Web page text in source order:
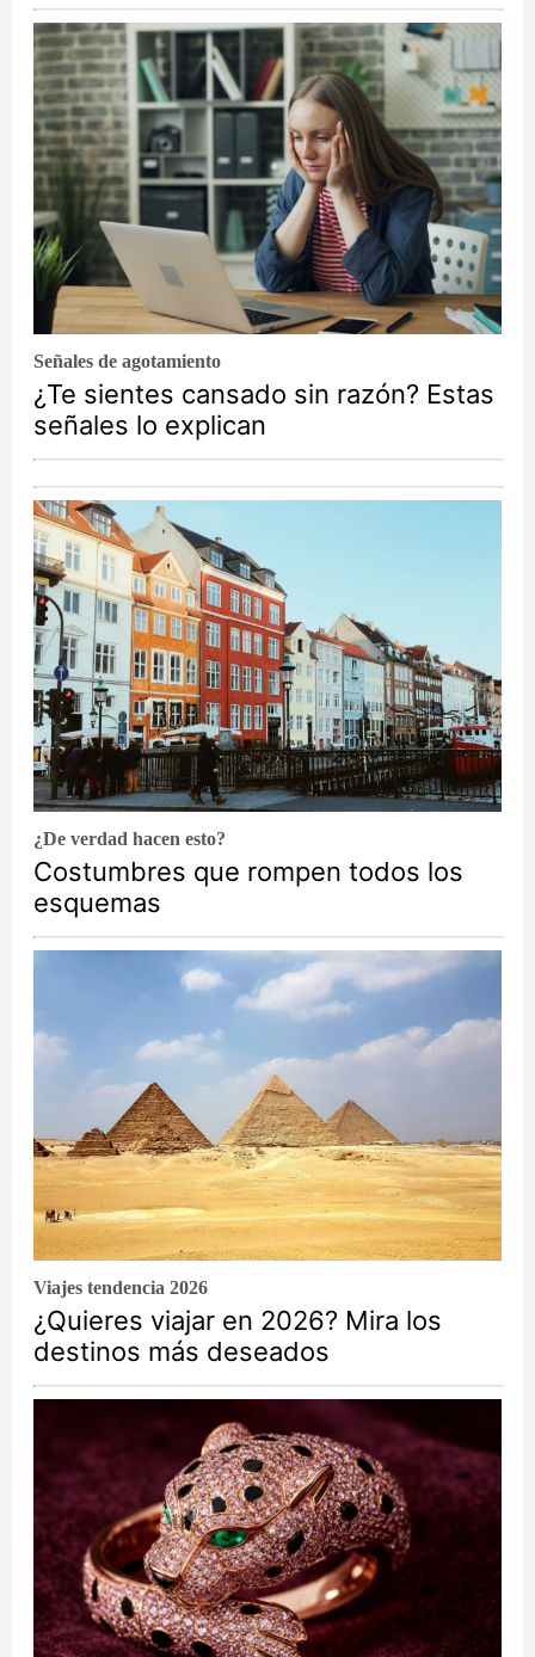
Señales de agotamiento
¿Te sientes cansado sin razón? Estas
señales lo explican
¿De verdad hacen esto?
Costumbres que rompen todos los
esquemas
Viajes tendencia 2026
¿Quieres viajar en 2026? Mira los
destinos más deseados